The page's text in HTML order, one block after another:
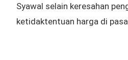
Syawal selain keresahan
ketidaktentuan harga di